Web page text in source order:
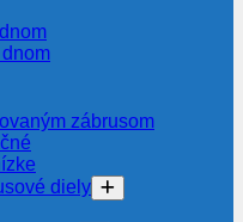
zábrusom
diely